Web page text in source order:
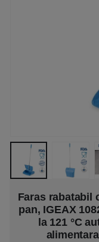
Faras rabatabil
pan, IGEAX
la 121 °C